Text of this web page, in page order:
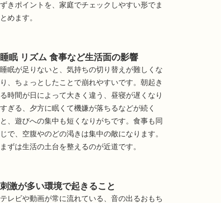
ずきポイントを、家庭でチェックしやすい形でま
とめます。
睡眠 リズム 食事など生活面の影響
睡眠が足りないと、気持ちの切り替えが難しくな
り、ちょっとしたことで崩れやすいです。朝起き
る時間が日によって大きく違う、昼寝が遅くなり
すぎる、夕方に眠くて機嫌が落ちるなどが続く
と、遊びへの集中も短くなりがちです。食事も同
じで、空腹やのどの渇きは集中の敵になります。
まずは生活の土台を整えるのが近道です。
刺激が多い環境で起きること
テレビや動画が常に流れている、音の出るおもち